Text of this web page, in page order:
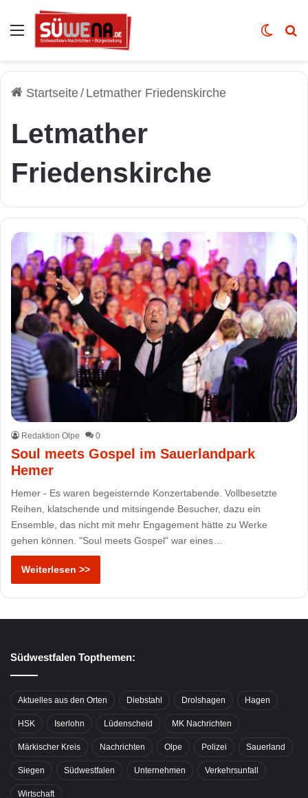
Auswahl Skin
Startseite/ Letmather Friedenskirche
Letmather
Friedenskirche
Redaktion Olpe 0
Soul meets Gospel im Sauerlandpark
Hemer
Hemer - Es waren begeisternde Konzertabende. Vollbesetzte
Reihen, klatschende und mitsingende Besucher, dazu ein
Ensemble, das nicht mit mehr Engagement hätte zu Werke
gehen können. "Soul meets Gospel" war eines…
Weiterlesen >>
Südwestfalen Topthemen:
Aktuelles aus den Orten Diebstahl Drolshagen Hagen
HSK Iserlohn Lüdenscheid MK Nachrichten
Märkischer Kreis Nachrichten Olpe Polizei Sauerland
Siegen Südwestfalen Unternehmen Verkehrsunfall
Wirtschaft